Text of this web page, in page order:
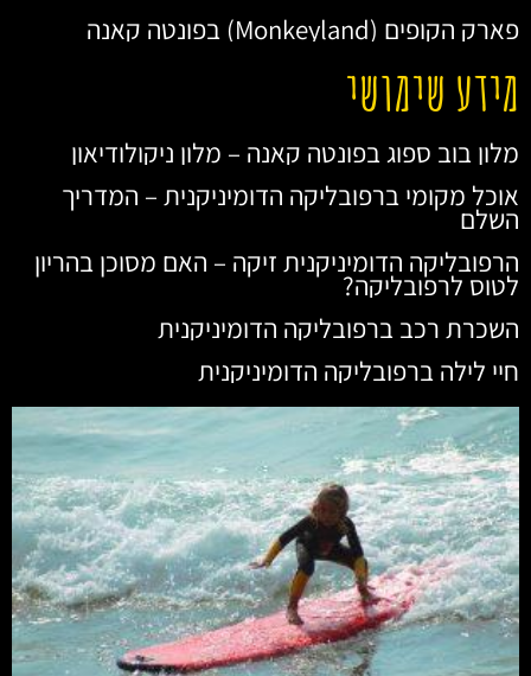
פארק הקופים (Monkeyland) בפונטה קאנה
מידע שימושי
מלון בוב ספוג בפונטה קאנה – מלון ניקולודיאון
אוכל מקומי ברפובליקה הדומיניקנית – המדריך
השלם
הרפובליקה הדומיניקנית זיקה – האם מסוכן בהריון
לטוס לרפובליקה?
השכרת רכב ברפובליקה הדומיניקנית
חיי לילה ברפובליקה הדומיניקנית